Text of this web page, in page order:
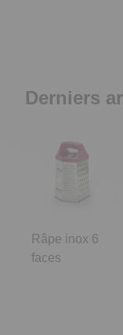
Derniers
Râpe inox 6
faces